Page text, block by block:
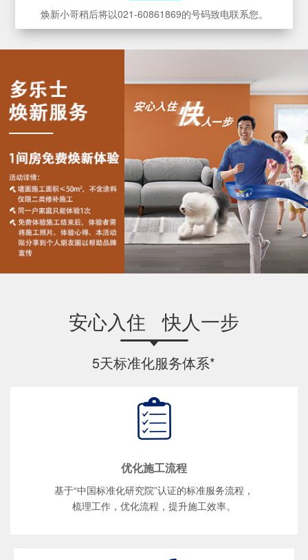
焕新小哥稍后将以021-60861869的号码致电联系您。
安心入住 快人一步
5天标准化服务体系*
优化施工流程
基于“中国标准化研究院”认证的标准服务流程，
梳理工作，优化流程，提升施工效率。